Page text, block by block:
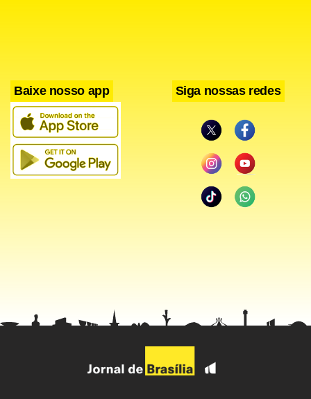
Baixe nosso app Siga nossas redes